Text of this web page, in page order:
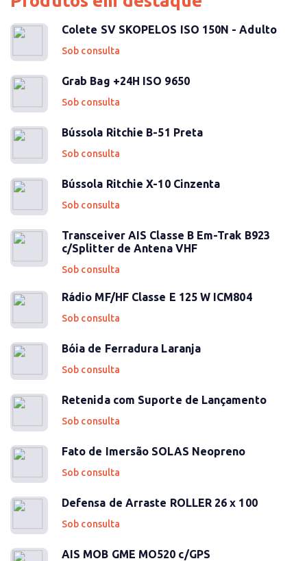
Colete SV SKOPELOS ISO 150N - Adulto
Sob consulta
Grab Bag +24H ISO 9650
Sob consulta
Bússola Ritchie B-51 Preta
Sob consulta
Bússola Ritchie X-10 Cinzenta
Sob consulta
Transceiver AIS Classe B Em-Trak B923
c/Splitter de Antena VHF
Sob consulta
Rádio MF/HF Classe E 125 W ICM804
Sob consulta
Bóia de Ferradura Laranja
Sob consulta
Retenida com Suporte de Lançamento
Sob consulta
Fato de Imersão SOLAS Neopreno
Sob consulta
Defensa de Arraste ROLLER 26 x 100
Sob consulta
AIS MOB GME MO520 c/GPS